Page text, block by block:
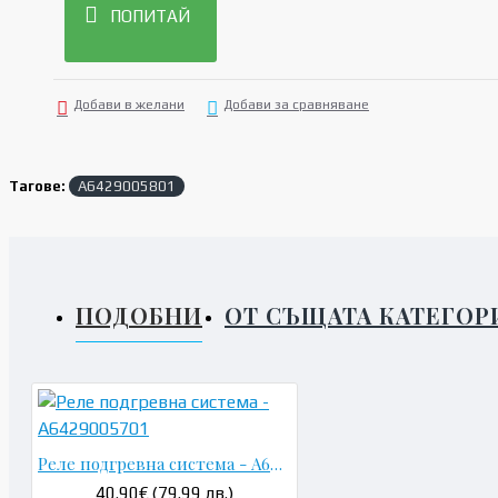
ПОПИТАЙ
Добави в желани Добави за сравняване
Тагове: A6429005801
ПОДОБНИ ОТ СЪЩАТА
Реле подгревна система - A6429005701
40.90€ (79.99 лв.)